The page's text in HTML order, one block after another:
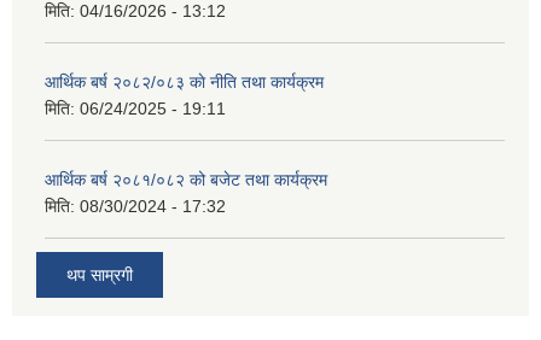
मिति: 04/16/2026 - 13:12
आर्थिक बर्ष २०८२/०८३ काे नीति तथा कार्यक्रम
मिति: 06/24/2025 - 19:11
आर्थिक बर्ष २०८१/०८२ को बजेट तथा कार्यक्रम
मिति: 08/30/2024 - 17:32
थप साम्रगी